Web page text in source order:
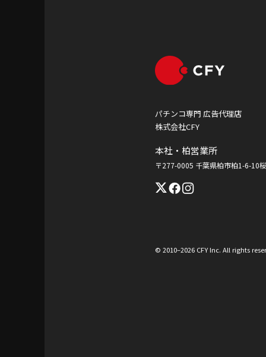
パチンコ専門 広告代理店
株式会社CFY
本社・柏営業所
〒277-0005 千葉県柏市柏1-6-10
© 2010–2026 CFY Inc. All rights